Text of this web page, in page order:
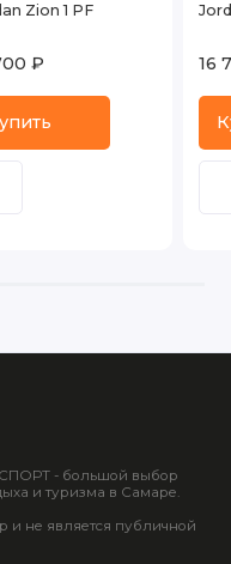
Zion 1 PF
₽ 16
- большой выбор
и туризма в Самаре.
и не является публичной